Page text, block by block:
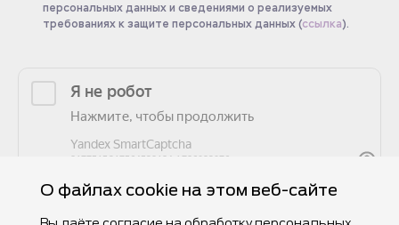
персональных данных и сведениями о реализуемых
требованиях к защите персональных данных (ссылка).
О файлах cookie на этом веб-сайте